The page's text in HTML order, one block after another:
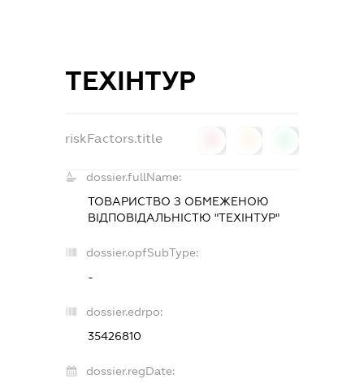
ТЕХІНТУР
riskFactors.title
dossier.fullName:
ТОВАРИСТВО З ОБМЕЖЕНОЮ
ВІДПОВІДАЛЬНІСТЮ "ТЕХІНТУР"
dossier.opfSubType:
-
dossier.edrpo:
35426810
dossier.regDate: